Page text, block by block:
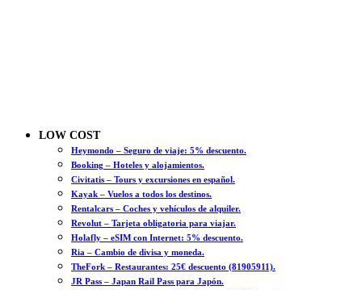
LOW COST
Heymondo – Seguro de viaje: 5% descuento.
Booking – Hoteles y alojamientos.
Civitatis – Tours y excursiones en español.
Kayak – Vuelos a todos los destinos.
Rentalcars – Coches y vehículos de alquiler.
Revolut – Tarjeta obligatoria para viajar.
Holafly – eSIM con Internet: 5% descuento.
Ria – Cambio de divisa y moneda.
TheFork – Restaurantes: 25€ descuento (81905911).
JR Pass – Japan Rail Pass para Japón.